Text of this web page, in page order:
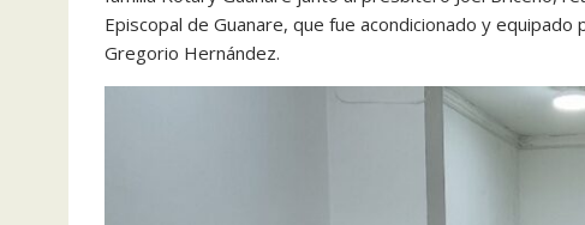
Episcopal de Guanare, que fue acondicionado y
Gregorio Hernández.